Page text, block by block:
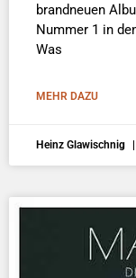
brandneuen
Nummer 1 in
Was
MEHR DAZU
Heinz Glawischnig